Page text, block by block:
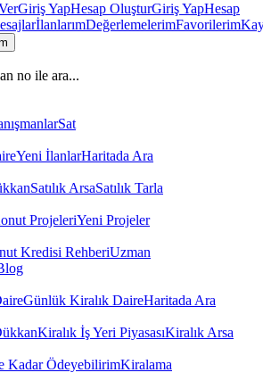
Giriş YapHesap OluşturGiriş YapHesap
İlanlarımDeğerlemelerimFavorilerim
no ile ara...
Sat
Yeni İlanlarHaritada Ara
Satılık ArsaSatılık Tarla
ProjeleriYeni Projeler
Kredisi RehberiUzman
Günlük Kiralık DaireHaritada Ara
Kiralık İş Yeri PiyasasıKiralık Arsa
Kadar ÖdeyebilirimKiralama